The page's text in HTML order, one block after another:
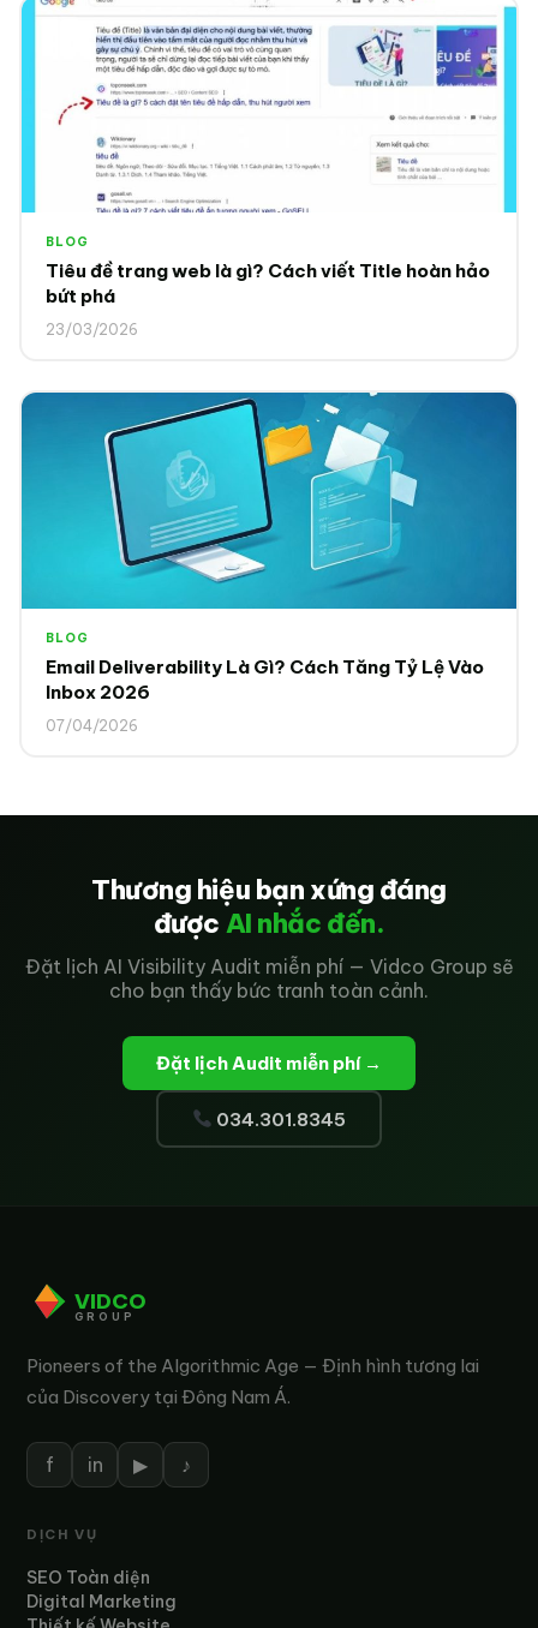
BLOG
Tiêu đề trang web là gì? Cách viết Title hoàn hảo
bứt phá
23/03/2026
BLOG
Email Deliverability Là Gì? Cách Tăng Tỷ Lệ Vào
Inbox 2026
07/04/2026
Thương hiệu bạn xứng đáng
được AI nhắc đến.
Đặt lịch AI Visibility Audit miễn phí — Vidco Group sẽ
cho bạn thấy bức tranh toàn cảnh.
Đặt lịch Audit miễn phí →
034.301.8345
VIDCO
GROUP
Pioneers of the Algorithmic Age — Định hình tương lai
của Discovery tại Đông Nam Á.
f in ▶ ♪
DỊCH VỤ
SEO Toàn diện
Digital Marketing